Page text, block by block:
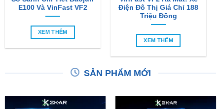
XEM THÊM
XEM THÊM
SẢN PHẨM MỚI